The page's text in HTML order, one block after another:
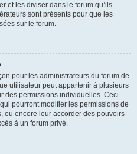
et les diviser dans le forum qu’ils
sont présents pour que les
sur le forum.
pour les administrateurs du forum de
utilisateur peut appartenir à plusieurs
des permissions individuelles. Ceci
pourront modifier les permissions de
ou encore leur accorder des pouvoirs
à un forum privé.